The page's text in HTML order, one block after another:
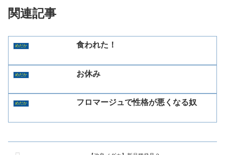
関連記事
めだか 食われた！
めだか お休み
めだか フロマージュで性格が悪くなる奴